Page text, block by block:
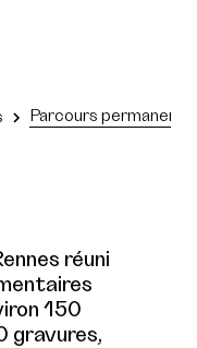
Parcours permanent
réuni
150
gravures,